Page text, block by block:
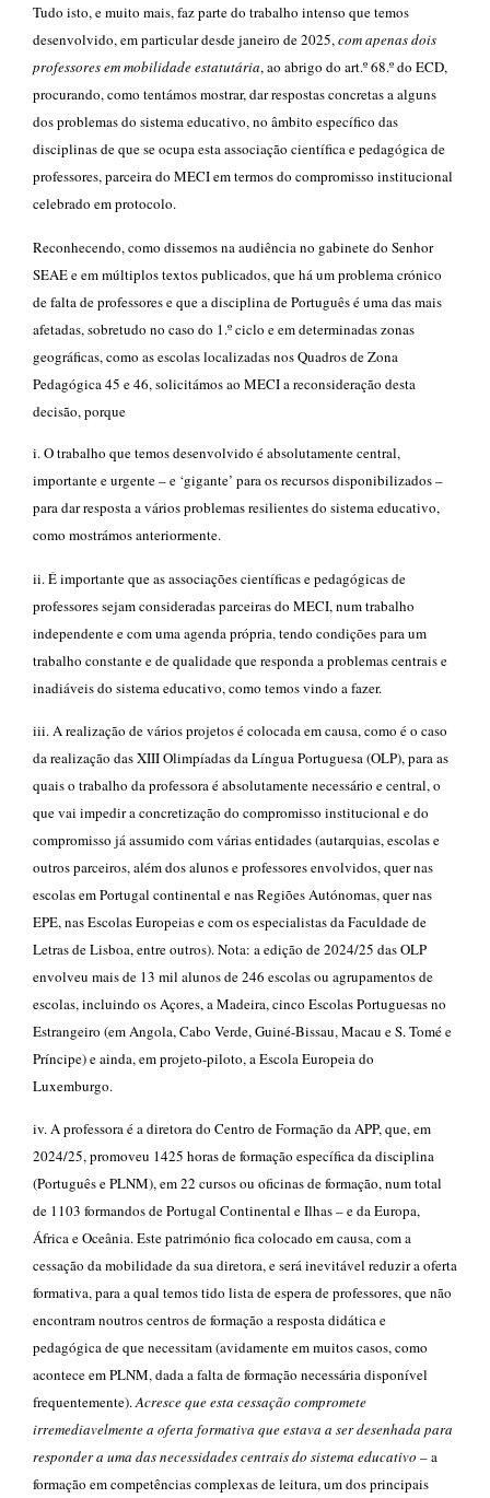
Tudo isto, e muito mais, faz parte do trabalho intenso que temos
desenvolvido, em particular desde janeiro de 2025, com apenas dois
professores em mobilidade estatutária, ao abrigo do art.º 68.º do ECD,
procurando, como tentámos mostrar, dar respostas concretas a alguns
dos problemas do sistema educativo, no âmbito específico das
disciplinas de que se ocupa esta associação científica e pedagógica de
professores, parceira do MECI em termos do compromisso institucional
celebrado em protocolo.
Reconhecendo, como dissemos na audiência no gabinete do Senhor
SEAE e em múltiplos textos publicados, que há um problema crónico
de falta de professores e que a disciplina de Português é uma das mais
afetadas, sobretudo no caso do 1.º ciclo e em determinadas zonas
geográficas, como as escolas localizadas nos Quadros de Zona
Pedagógica 45 e 46, solicitámos ao MECI a reconsideração desta
decisão, porque
i. O trabalho que temos desenvolvido é absolutamente central,
importante e urgente – e ‘gigante’ para os recursos disponibilizados –
para dar resposta a vários problemas resilientes do sistema educativo,
como mostrámos anteriormente.
ii. É importante que asassociações científicas e pedagógicas de
professores sejam consideradas parceiras do MECI, num trabalho
independente e com uma agenda própria, tendo condições para um
trabalho constante e de qualidade que responda a problemas centrais e
inadiáveis do sistema educativo, como temos vindo a fazer.
iii. A realização de vários projetos é colocada em causa, como é o caso
da realização das XIII Olimpíadas da Língua Portuguesa (OLP), para as
quais o trabalho da professora é absolutamente necessário e central, o
que vai impedir a concretização do compromisso institucional e do
compromisso já assumido com várias entidades (autarquias, escolas e
outros parceiros, além dos alunos e professores envolvidos, quer nas
escolas em Portugal continental e nas Regiões Autónomas, quer nas
EPE, nas Escolas Europeias e com os especialistas da Faculdade de
Letras de Lisboa, entre outros). Nota: a edição de 2024/25 das OLP
envolveu mais de 13 mil alunos de 246 escolas ou agrupamentos de
escolas, incluindo os Açores, a Madeira, cinco Escolas Portuguesas no
Estrangeiro (em Angola, Cabo Verde, Guiné-Bissau, Macau e S. Tomé e
Príncipe) e ainda, em projeto-piloto, a Escola Europeia do
Luxemburgo.
iv. A professora é a diretora do Centro de Formação da APP, que, em
2024/25, promoveu 1425 horas de formação específica da disciplina
(Português e PLNM), em 22 cursos ou oficinas de formação, num total
de 1103 formandos de Portugal Continental e Ilhas – e da Europa,
África e Oceânia. Este património fica colocado em causa, com a
cessação da mobilidade da sua diretora, e será inevitável reduzir a oferta
formativa, para a qual temos tido lista de espera de professores, que não
encontram noutros centros de formação a resposta didática e
pedagógica de que necessitam (avidamente em muitos casos, como
acontece em PLNM, dada a falta de formação necessária disponível
frequentemente).Acresce que esta cessação compromete
irremediavelmente a oferta formativa que estava a ser desenhada para
responder a uma das necessidades centrais do sistema educativo – a
formação em competências complexas de leitura, um dos principais